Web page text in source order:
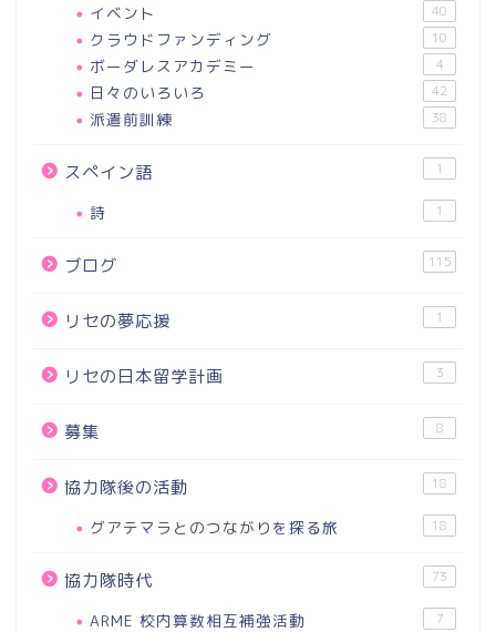
イベント 40
クラウドファンディング 10
ボーダレスアカデミー 4
日々のいろいろ 42
派遣前訓練 38
スペイン語 1
詩 1
ブログ 115
リセの夢応援 1
リセの日本留学計画 3
募集 8
協力隊後の活動 18
グアテマラとのつながりを探る旅 18
協力隊時代 73
ARME 校内算数相互補強活動 7